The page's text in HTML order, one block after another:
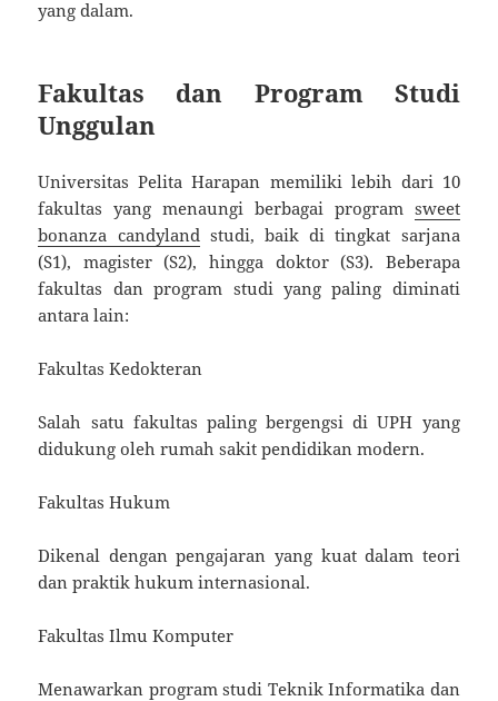
yang dalam.
Fakultas dan Program Studi
Unggulan
Universitas Pelita Harapan memiliki lebih dari 10
fakultas yang menaungi berbagai program sweet
bonanza candyland studi, baik di tingkat sarjana
(S1), magister (S2), hingga doktor (S3). Beberapa
fakultas dan program studi yang paling diminati
antara lain:
Fakultas Kedokteran
Salah satu fakultas paling bergengsi di UPH yang
didukung oleh rumah sakit pendidikan modern.
Fakultas Hukum
Dikenal dengan pengajaran yang kuat dalam teori
dan praktik hukum internasional.
Fakultas Ilmu Komputer
Menawarkan program studi Teknik Informatika dan